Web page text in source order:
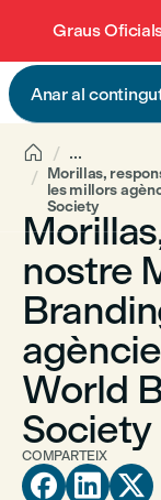
Graus
Anar al

 ...
Morillas,
les millors
Society
nostre
World
Society
COMPARTEIX
  